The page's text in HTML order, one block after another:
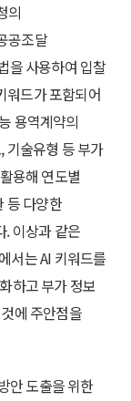
의
공조달
을 사용하여 입찰
워드가 포함되어
용역계약의
기술유형 등 부가
용해 연도별
등 다양한
. 이상과 같은
서는 AI 키워드를
하고 부가 정보
에 주안점을
안 도출을 위한